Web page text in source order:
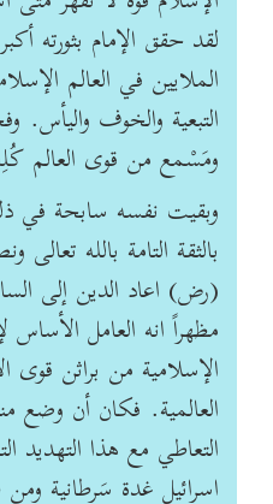
لقد حقق الإمام بثورته
الملايين في العالم
التبعية والخوف واليأس.
ومَسْمع من قوى العالم
وبقيت نفسه سابحة في
بالثقة التامة بالله
(رض) اعاد الدين إلى
مظهراً انه العامل
الإسلامية من براثن قوى
العالمية. فكان أن وضع
التعاطي مع هذا التهديد
اسرائيل غدة سَرطانية ومن